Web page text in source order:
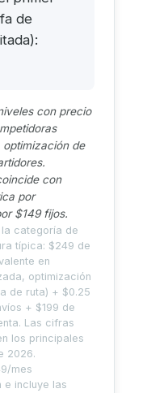
de
con precio
de
con
por
$149 fijos.
categoría de
típica: $249 de
en
optimización
de ruta) + $0.25
+ $199 de
Las cifras
los principales
2026.
mes
e incluye las